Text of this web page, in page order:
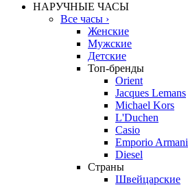
НАРУЧНЫЕ ЧАСЫ
Все часы ›
Женские
Мужские
Детские
Топ-бренды
Orient
Jacques Lemans
Michael Kors
L'Duchen
Casio
Emporio Armani
Diesel
Страны
Швейцарские